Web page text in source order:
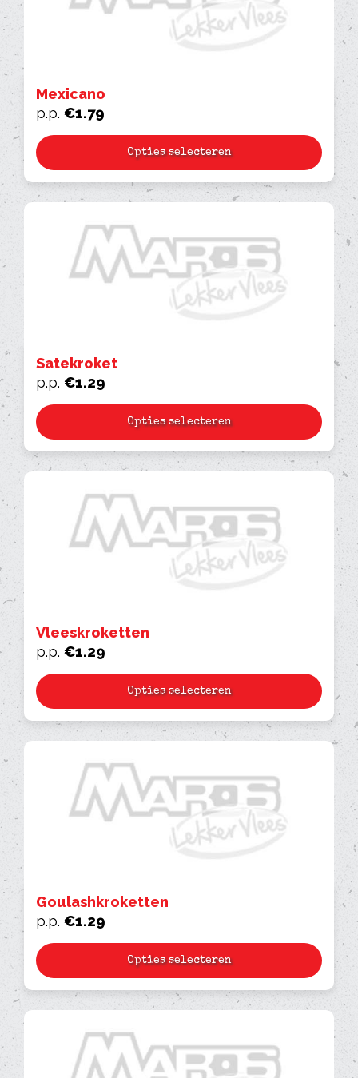
Mexicano
p.p. €1.79
Opties selecteren
Satekroket
p.p. €1.29
Opties selecteren
Vleeskroketten
p.p. €1.29
Opties selecteren
Goulashkroketten
p.p. €1.29
Opties selecteren